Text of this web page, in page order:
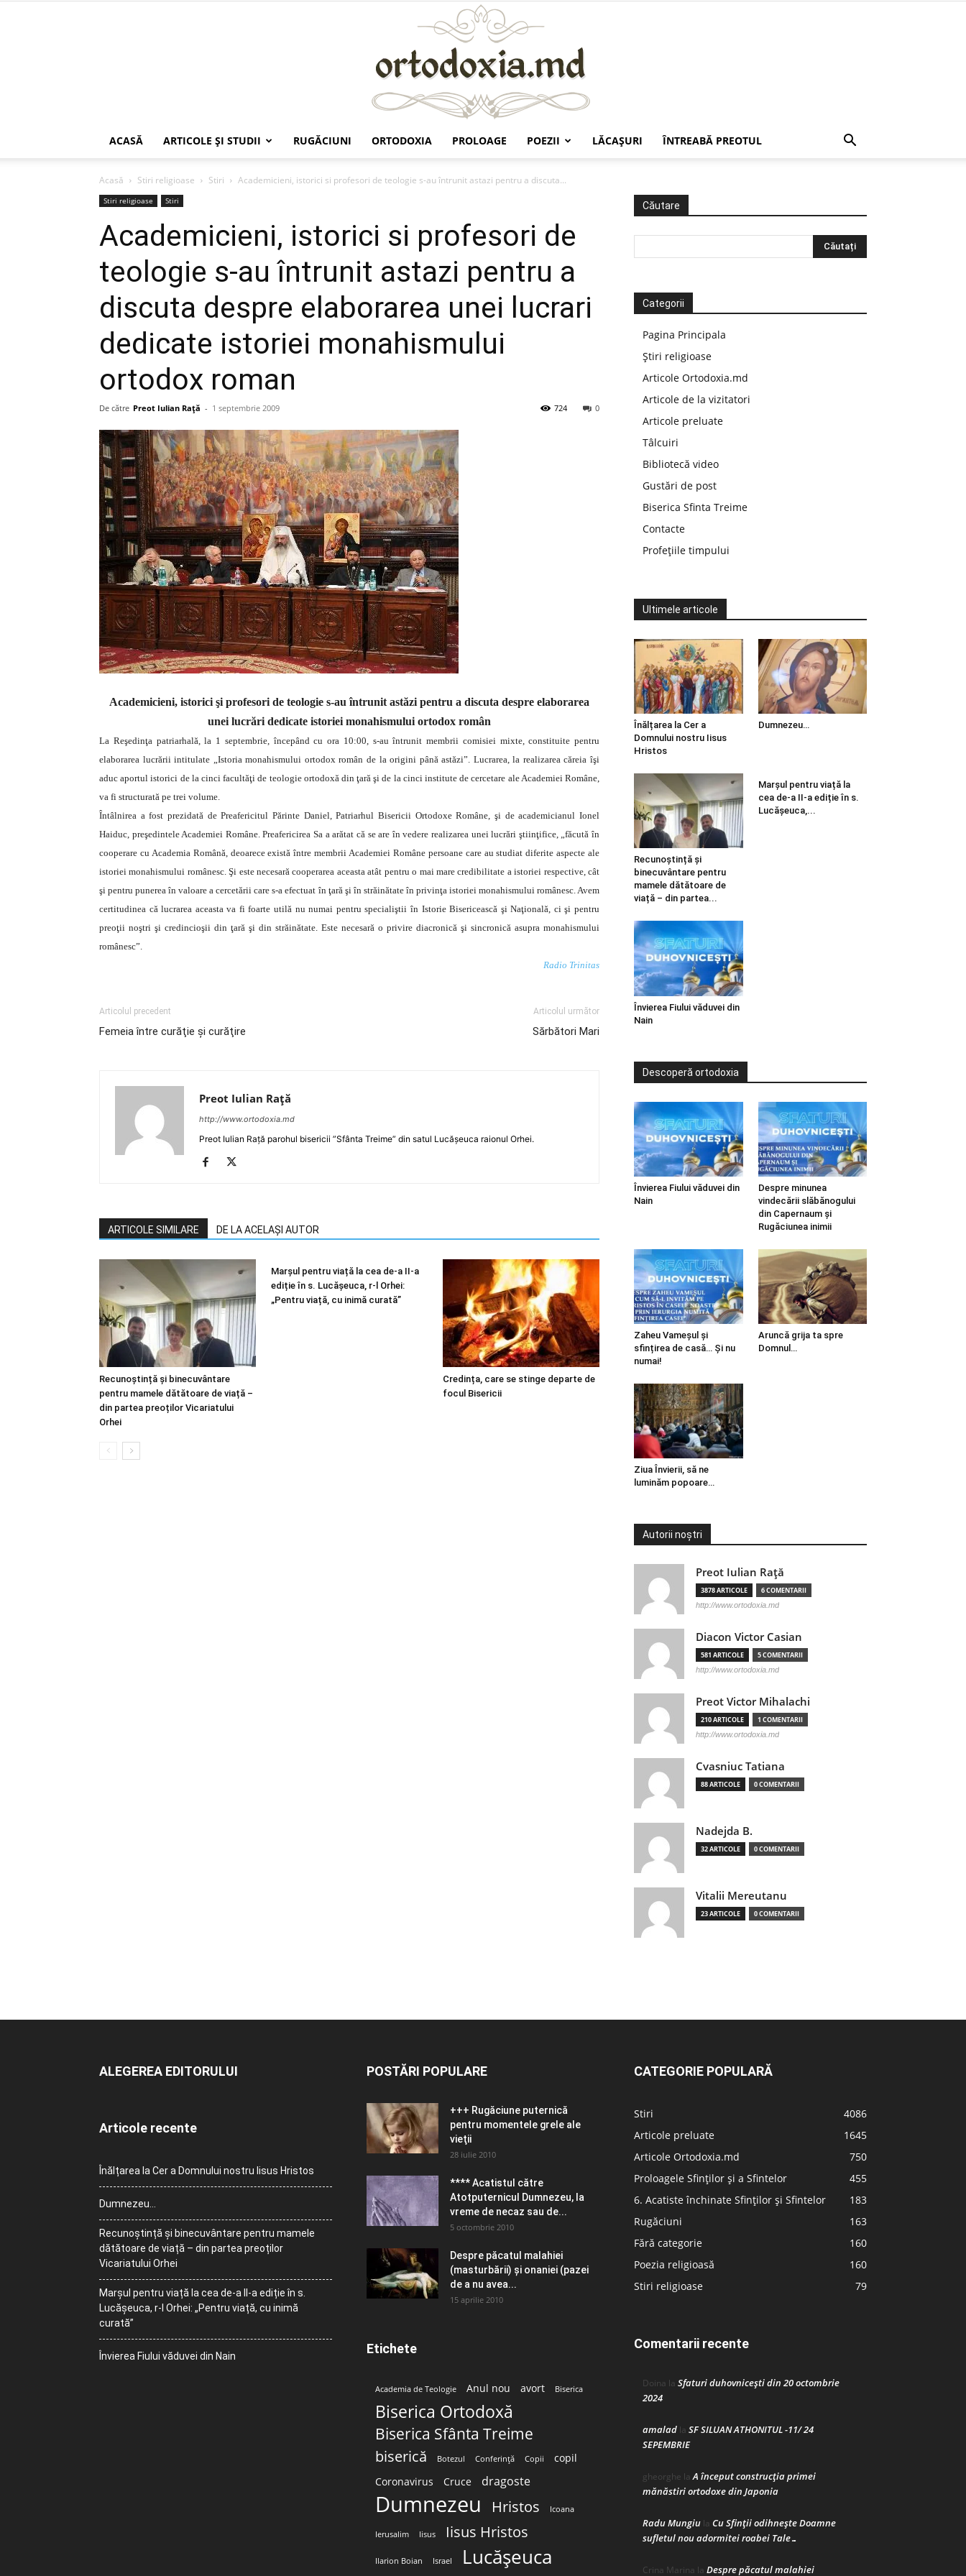
ACASĂ ARTICOLE ŞI STUDII RUGĂCIUNI ORTODOXIA PROLOAGE POEZII LĂCAŞURI ÎNTREABĂ PREOTUL
Acasă Stiri religioase Stiri Academicieni, istorici si profesori de teologie s-au întrunit astazi pentru a discuta...
Stiri religioase Stiri
Academicieni, istorici si profesori de
teologie s-au întrunit astazi pentru a
discuta despre elaborarea unei lucrari
dedicate istoriei monahismului
ortodox roman
De către Preot Iulian Raţă - 1 septembrie 2009 0
724
Academicieni, istorici şi profesori de teologie s-au întrunit astăzi pentru a discuta despre elaborarea
unei lucrări dedicate istoriei monahismului ortodox român
La Reşedinţa patriarhală, la 1 septembrie, începând cu ora 10:00, s-au întrunit membrii comisiei mixte, constituite pentru
elaborarea lucrării intitulate „Istoria monahismului ortodox român de la origini până astăzi”. Lucrarea, la realizarea căreia îşi
aduc aportul istorici de la cinci facultăţi de teologie ortodoxă din ţară şi de la cinci institute de cercetare ale Academiei Române,
va fi structurată pe trei volume.
Întâlnirea a fost prezidată de Preafericitul Părinte Daniel, Patriarhul Bisericii Ortodoxe Române, şi de academicianul Ionel
Haiduc, preşedintele Academiei Române. Preafericirea Sa a arătat că se are în vedere realizarea unei lucrări ştiinţifice, „făcută în
cooperare cu Academia Română, deoarece există între membrii Academiei Române persoane care au studiat diferite aspecte ale
istoriei monahismului românesc. Şi este necesară cooperarea aceasta atât pentru o mai mare credibilitate a istoriei respective, cât
şi pentru punerea în valoare a cercetării care s-a efectuat în ţară şi în străinătate în privinţa istoriei monahismului românesc. Avem
certitudinea că lucrarea aceasta va fi foarte utilă nu numai pentru specialiştii în Istorie Bisericească şi Naţională, ci şi pentru
preoţii noştri şi credincioşii din ţară şi din străinătate. Este necesară o privire diacronică şi sincronică asupra monahismului
românesc”.
Radio Trinitas
Articolul precedent
Femeia între curăţie şi curăţire
Articolul următor
Sărbători Mari
Preot Iulian Raţă
http://www.ortodoxia.md
Preot Iulian Rață parohul bisericii ”Sfânta Treime” din satul Lucășeuca raionul Orhei.
ARTICOLE SIMILARE DE LA ACELAȘI AUTOR
Recunoștință și binecuvântare
pentru mamele dătătoare de viață –
din partea preoților Vicariatului
Orhei
Marșul pentru viață la cea de-a II-a
ediție în s. Lucășeuca, r-l Orhei:
„Pentru viață, cu inimă curată”
Credința, care se stinge departe de
focul Bisericii
Căutare
Categorii
Pagina Principala
Știri religioase
Articole Ortodoxia.md
Articole de la vizitatori
Articole preluate
Tâlcuiri
Bibliotecă video
Gustări de post
Biserica Sfinta Treime
Contacte
Profețiile timpului
Ultimele articole
Înălțarea la Cer a
Domnului nostru Iisus
Hristos
Dumnezeu…
Recunoștință și
binecuvântare pentru
mamele dătătoare de
viață – din partea...
Marșul pentru viață la
cea de-a II-a ediție în s.
Lucășeuca,...
Învierea Fiului văduvei din
Nain
Descoperă ortodoxia
Învierea Fiului văduvei din
Nain
Despre minunea
vindecării slăbănogului
din Capernaum și
Rugăciunea inimii
Zaheu Vameșul și
sfințirea de casă… Și nu
numai!
Aruncă grija ta spre
Domnul…
Ziua Învierii, să ne
luminăm popoare…
Autorii noștri
Preot Iulian Raţă
3878 ARTICOLE 6 COMENTARII
http://www.ortodoxia.md
Diacon Victor Casian
581 ARTICOLE 5 COMENTARII
http://www.ortodoxia.md
Preot Victor Mihalachi
210 ARTICOLE 1 COMENTARII
http://www.ortodoxia.md
Cvasniuc Tatiana
88 ARTICOLE 0 COMENTARII
Nadejda B.
32 ARTICOLE 0 COMENTARII
Vitalii Mereutanu
23 ARTICOLE 0 COMENTARII
ALEGEREA EDITORULUI
Articole recente
Înălțarea la Cer a Domnului nostru Iisus Hristos
Dumnezeu…
Recunoștință și binecuvântare pentru mamele
dătătoare de viață – din partea preoților
Vicariatului Orhei
Marșul pentru viață la cea de-a II-a ediție în s.
Lucășeuca, r-l Orhei: „Pentru viață, cu inimă
curată”
Învierea Fiului văduvei din Nain
POSTĂRI POPULARE
+++ Rugăciune puternică
pentru momentele grele ale
vieţii
28 iulie 2010
**** Acatistul către
Atotputernicul Dumnezeu, la
vreme de necaz sau de...
5 octombrie 2010
Despre păcatul malahiei
(masturbării) şi onaniei (pazei
de a nu avea...
15 aprilie 2010
Etichete
Academia de Teologie Anul nou avort Biserica
Biserica Ortodoxă
Biserica Sfânta Treime
biserică Botezul Conferință Copii
copil
Coronavirus
Cruce dragoste
Dumnezeu Hristos Icoana
Ierusalim Iisus Iisus Hristos
Ilarion Boian Israel Lucășeuca
CATEGORIE POPULARĂ
Stiri
4086
Articole preluate
1645
Articole Ortodoxia.md
750
Proloagele Sfinților și a Sfintelor
455
6. Acatiste închinate Sfinților și Sfintelor
183
Rugăciuni
163
Fără categorie
160
Poezia religioasă
160
Stiri religioase
79
Comentarii recente
Doina la Sfaturi duhovnicești din 20 octombrie
2024
amalad la SF SILUAN ATHONITUL -11/ 24
SEPEMBRIE
gheorghe laA început construcţia primei
mănăstiri ortodoxe din Japonia
Radu Mungiu la Cu Sfinții odihnește Doamne
sufletul nou adormitei roabei Tale…
Crina Marina la Despre păcatul malahiei